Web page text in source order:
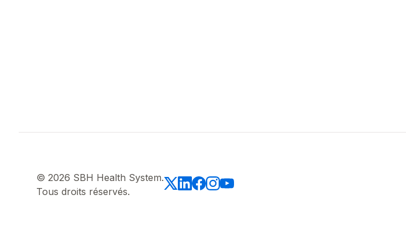
© 2026 SBH Health System.
Tous droits réservés.